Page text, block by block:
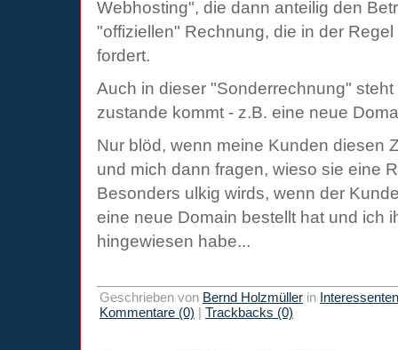
Webhosting", die dann anteilig den
"offiziellen" Rechnung, die in der
fordert.
Auch in dieser "Sonderrechnung"
zustande kommt - z.B. eine neue
Nur blöd, wenn meine Kunden diesen
und mich dann fragen, wieso sie eine
Besonders ulkig wirds, wenn der
eine neue Domain bestellt hat und ich
hingewiesen habe...
Geschrieben von Bernd Holzmüller in
Kommentare (0) | Trackbacks (0)